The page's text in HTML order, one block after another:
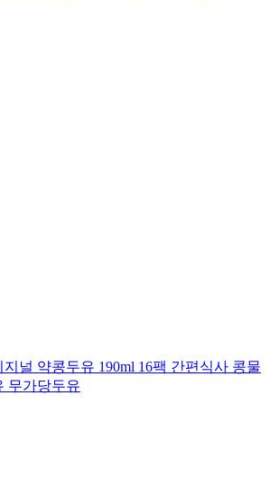
널 약콩두유 190ml 16팩 간편식사 콩물
무가당두유